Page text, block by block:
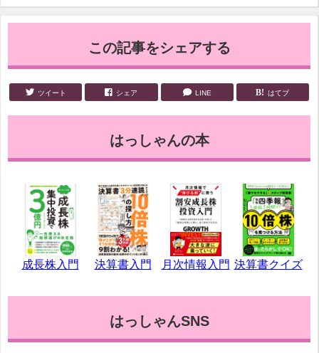
この記事をシェアする
ツイート シェア LINE はてブ
はっしゃんの本
成長株入門 決算書入門 月次情報入門 決算書クイズ
はっしゃんSNS